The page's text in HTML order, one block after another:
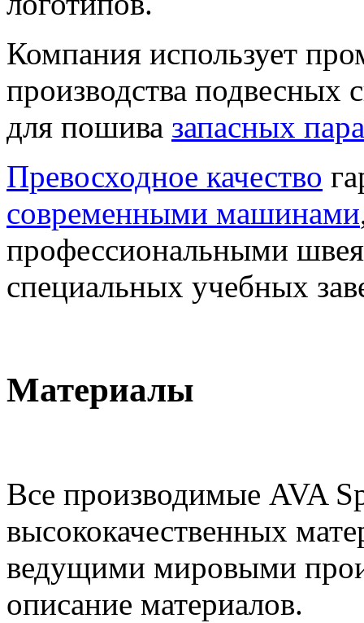
Компания использует
производства подвесных
для пошива запасных
Превосходное качество
современными машинами
профессиональными
специальных учебных
Материалы
Все производимые AVA
высококачественных
ведущими мировыми
описание материалов.